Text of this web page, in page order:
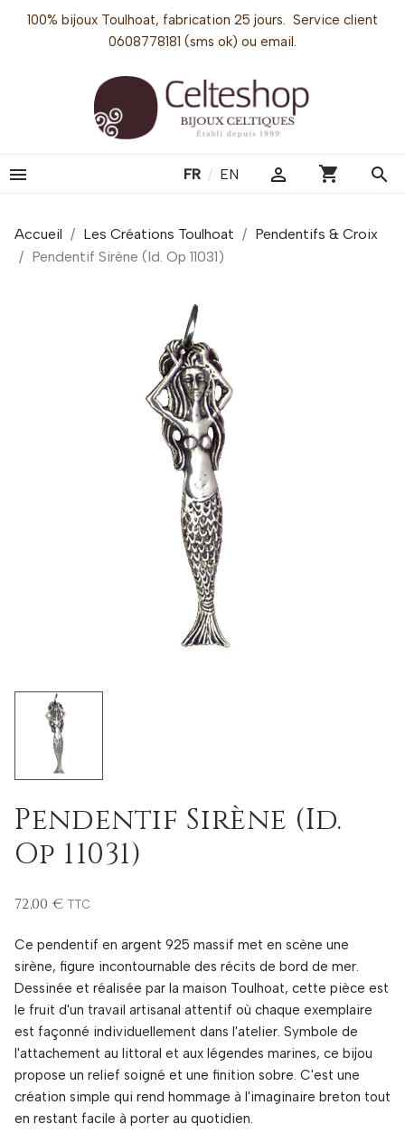
100% bijoux Toulhoat, fabrication 25 jours. Service client
0608778181 (sms ok) ou email.
 FR / EN  shopping_cart search
Accueil Les Créations Toulhoat
Pendentifs & Croix
Pendentif Sirène (Id. Op 11031)
Pendentif Sirène (Id.
Op 11031)
72,00 € TTC
Ce pendentif en argent 925 massif met en scène une
sirène, figure incontournable des récits de bord de mer.
Dessinée et réalisée par la maison Toulhoat, cette pièce est
le fruit d'un travail artisanal attentif où chaque exemplaire
est façonné individuellement dans l'atelier. Symbole de
l'attachement au littoral et aux légendes marines, ce bijou
propose un relief soigné et une finition sobre. C'est une
création simple qui rend hommage à l'imaginaire breton tout
en restant facile à porter au quotidien.